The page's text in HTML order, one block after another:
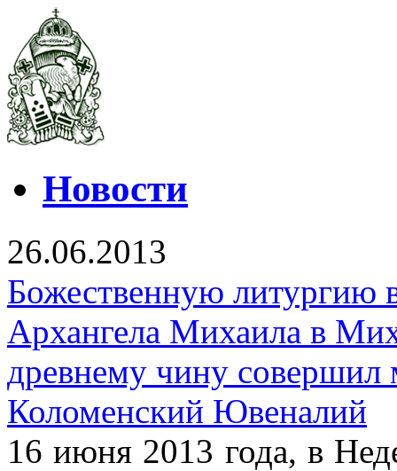
Новости
26.06.2013
Божественную литургию
Архангела Михаила в
древнему чину
Коломенский Ювеналий
16 июня 2013 года, в